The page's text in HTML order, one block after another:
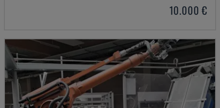
10.000 €